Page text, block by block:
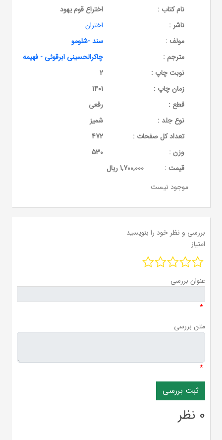
نام کتاب :
اختراع قوم یهود
ناشر :
اختران
مولف :
سند -شلومو
مترجم :
چاکرالحسینی ابرقوئی - فهیمه
نوبت چاپ :
2
زمان چاپ :
1401
قطع :
رقعی
نوع جلد :
شمیز
تعداد کل صفحات :
472
وزن :
530
قيمت :
1,700,000 ریال
موجود نیست
بررسی و نظر خود را بنویسید
امتیاز
عنوان بررسی
*
متن بررسی
*
0 نظر